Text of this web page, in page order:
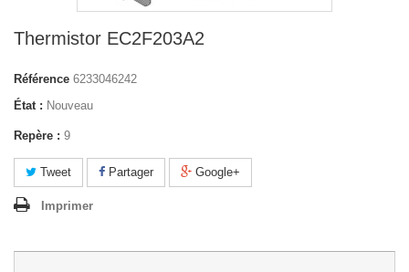
Thermistor EC2F203A2
Référence 6233046242
État : Nouveau
Repère : 9
Tweet Partager Google+
Imprimer